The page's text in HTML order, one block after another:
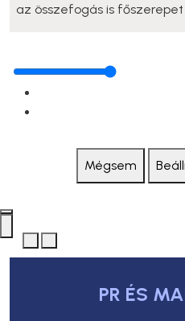
az összefogás is főszerepet
Mégsem
PR ÉS